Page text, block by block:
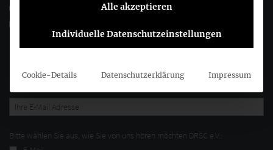
+49 (0)30 20 64 12 - 15
Bitte wählen Sie aus, wie Sie von uns hören möchten DRSC e.V.:
Alle akzeptieren
Individuelle Datenschutzeinstellungen
Cookie-Details Datenschutzerklärung Impressum